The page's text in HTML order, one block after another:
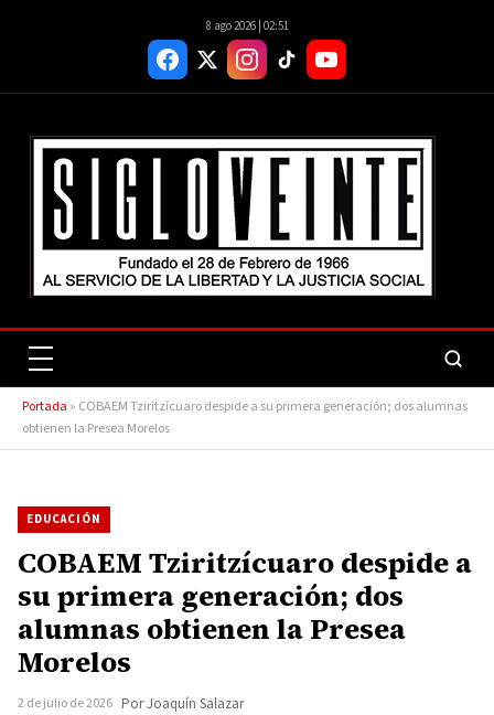
8 ago 2026 | 02:51
Portada » COBAEM Tziritzícuaro despide a su primera generación; dos alumnas
obtienen la Presea Morelos
EDUCACIÓN
COBAEM Tziritzícuaro despide a
su primera generación; dos
alumnas obtienen la Presea
Morelos
2 de julio de 2026 Por Joaquín Salazar